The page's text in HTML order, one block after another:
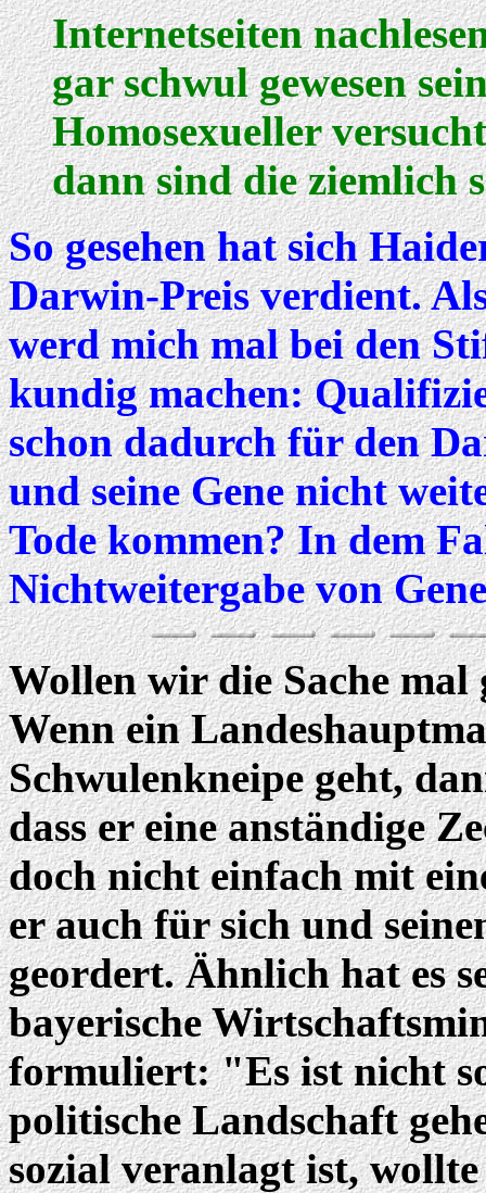
Internetseiten
gar schwul gewesen
Homosexueller
dann sind die ziemlich
So gesehen hat sich
Darwin-Preis verdient.
werd mich mal bei den
kundig machen:
schon dadurch für den
und seine Gene nicht
Tode kommen? In dem
Nichtweitergabe von
Wollen wir die Sache
Wenn ein
Schwulenkneipe geht,
dass er eine anständige
doch nicht einfach mit
er auch für sich und
geordert. Ähnlich hat es
bayerische
formuliert: "Es ist nicht
politische Landschaft
sozial veranlagt ist,